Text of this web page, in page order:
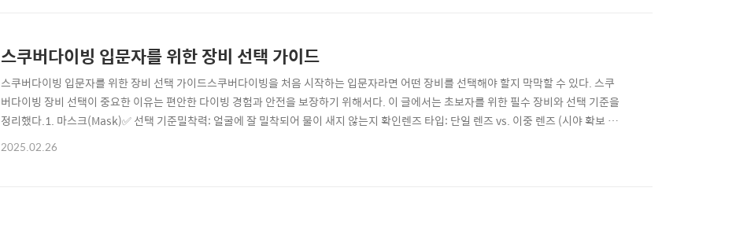
스쿠버다이빙 입문자를 위한 장비 선택 가이드
스쿠버다이빙 입문자를 위한 장비 선택 가이드스쿠버다이빙을 처음 시작하는 입문자라면 어떤 장비를 선택해야 할지 막막할 수 있다. 스쿠
버다이빙 장비 선택이 중요한 이유는 편안한 다이빙 경험과 안전을 보장하기 위해서다. 이 글에서는 초보자를 위한 필수 장비와 선택 기준을
정리했다.1. 마스크(Mask)✅ 선택 기준밀착력: 얼굴에 잘 밀착되어 물이 새지 않는지 확인렌즈 타입: 단일 렌즈 vs. 이중 렌즈 (시야 확보 중
요)재질: 부드러운 실리콘 소재가 착용감이 좋다🏅 추천 브랜드Mares, Cressi, Scubapro2. 스노클(Snorkel)✅ 선택 기준드라이 스노클
2025.02.26